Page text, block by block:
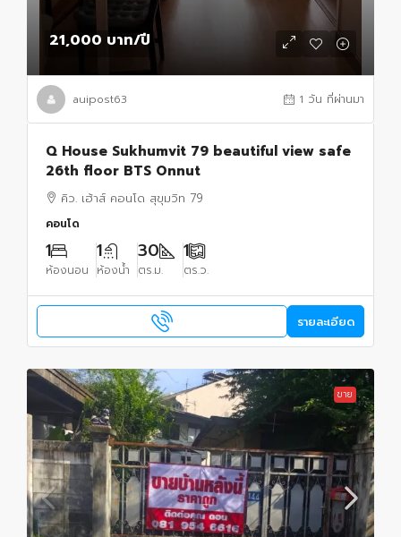
21,000 บาท/ปี
auipost63 1 วัน ที่ผ่านมา
Q House Sukhumvit 79 beautiful view safe
26th floor BTS Onnut
คิว. เฮ้าส์ คอนโด สุขุมวิท 79
คอนโด
1
ห้องนอน
1
ห้องน้ำ
30
ตร.ม.
1
ตร.ว.
รายละเอียด
ขาย